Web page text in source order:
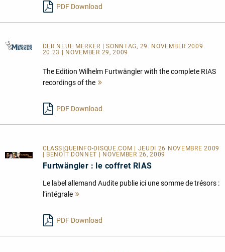
PDF Download
DER NEUE MERKER | SONNTAG, 29. NOVEMBER 2009
20:23 | NOVEMBER 29, 2009
The Edition Wilhelm Furtwängler with the complete RIAS
recordings of the
PDF Download
CLASSIQUEINFO-DISQUE.COM | JEUDI 26 NOVEMBRE 2009
| BENOÎT DONNET | NOVEMBER 26, 2009
Furtwängler : le coffret RIAS
Le label allemand Audite publie ici une somme de trésors :
l’intégrale
PDF Download